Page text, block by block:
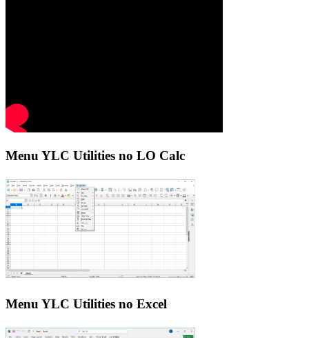
Menu YLC Utilities no LO Calc
Menu YLC Utilities no Excel